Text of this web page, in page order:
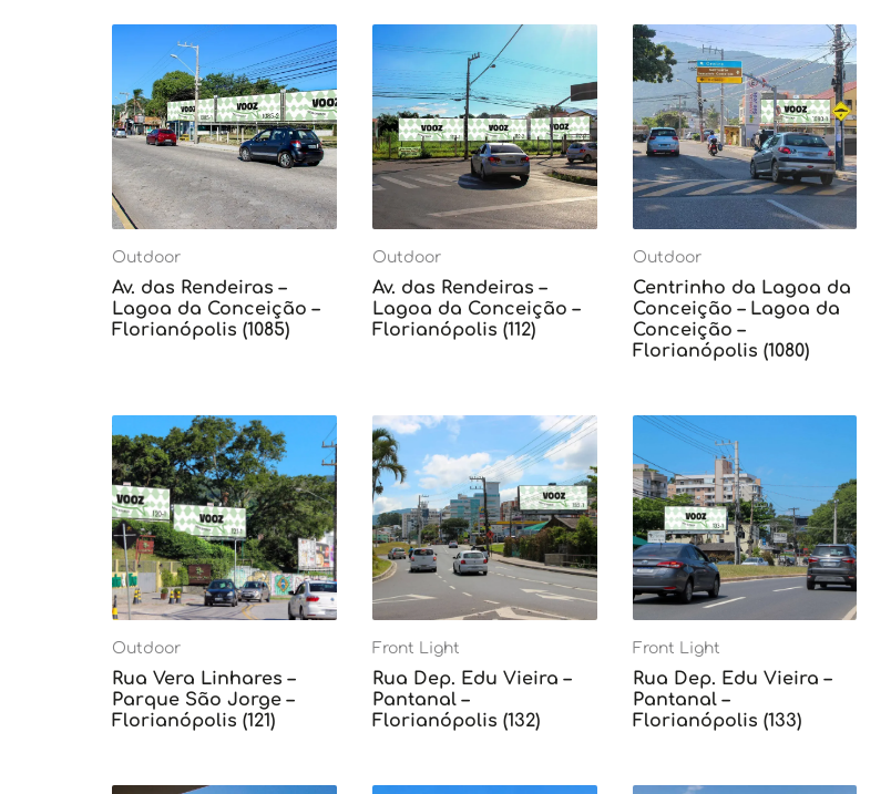
Outdoor
Av. das Rendeiras –
Lagoa da Conceição –
Florianópolis (1085)
Outdoor
Av. das Rendeiras –
Lagoa da Conceição –
Florianópolis (112)
Outdoor
Centrinho da Lagoa da
Conceição – Lagoa da
Conceição –
Florianópolis (1080)
Outdoor
Rua Vera Linhares –
Parque São Jorge –
Florianópolis (121)
Front Light
Rua Dep. Edu Vieira –
Pantanal –
Florianópolis (132)
Front Light
Rua Dep. Edu Vieira –
Pantanal –
Florianópolis (133)